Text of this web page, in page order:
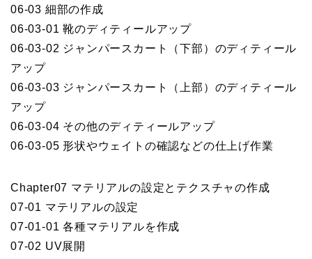
06-03 細部の作成
06-03-01 靴のディティールアップ
06-03-02 ジャンパースカート（下部）のディティール
アップ
06-03-03 ジャンパースカート（上部）のディティール
アップ
06-03-04 その他のディティールアップ
06-03-05 形状やウェイトの確認などの仕上げ作業
Chapter07 マテリアルの設定とテクスチャの作成
07-01 マテリアルの設定
07-01-01 各種マテリアルを作成
07-02 UV展開